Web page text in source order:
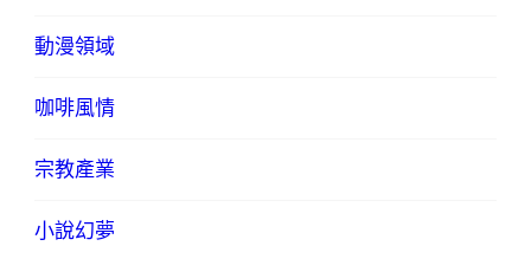
動漫領域
咖啡風情
宗教產業
小說幻夢